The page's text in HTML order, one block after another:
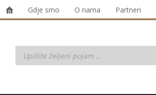
Gdje smo O nama Partneri